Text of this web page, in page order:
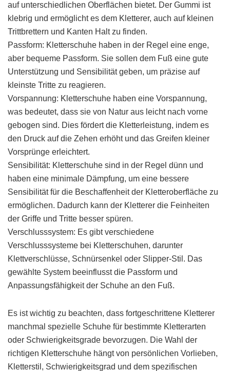
auf unterschiedlichen Oberflächen bietet. Der Gummi ist
klebrig und ermöglicht es dem Kletterer, auch auf kleinen
Trittbrettern und Kanten Halt zu finden.
Passform: Kletterschuhe haben in der Regel eine enge,
aber bequeme Passform. Sie sollen dem Fuß eine gute
Unterstützung und Sensibilität geben, um präzise auf
kleinste Tritte zu reagieren.
Vorspannung: Kletterschuhe haben eine Vorspannung,
was bedeutet, dass sie von Natur aus leicht nach vorne
gebogen sind. Dies fördert die Kletterleistung, indem es
den Druck auf die Zehen erhöht und das Greifen kleiner
Vorsprünge erleichtert.
Sensibilität: Kletterschuhe sind in der Regel dünn und
haben eine minimale Dämpfung, um eine bessere
Sensibilität für die Beschaffenheit der Kletteroberfläche zu
ermöglichen. Dadurch kann der Kletterer die Feinheiten
der Griffe und Tritte besser spüren.
Verschlusssystem: Es gibt verschiedene
Verschlusssysteme bei Kletterschuhen, darunter
Klettverschlüsse, Schnürsenkel oder Slipper-Stil. Das
gewählte System beeinflusst die Passform und
Anpassungsfähigkeit der Schuhe an den Fuß.
Es ist wichtig zu beachten, dass fortgeschrittene Kletterer
manchmal spezielle Schuhe für bestimmte Kletterarten
oder Schwierigkeitsgrade bevorzugen. Die Wahl der
richtigen Kletterschuhe hängt von persönlichen Vorlieben,
Kletterstil, Schwierigkeitsgrad und dem spezifischen